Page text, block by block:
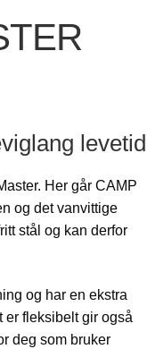
levetid
Her går CAMP
og det vanvittige
stål og kan derfor
og har en ekstra
er fleksibelt gir også
deg som bruker